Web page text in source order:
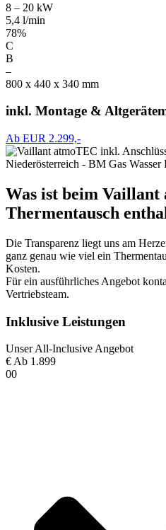
8 – 20 kW
5,4 l/min
78%
C
B
–
800 x 440 x 340 mm
inkl. Montage &
Ab EUR 2.299,-
Was ist beim Vaillant
Thermentausch
Die Transparenz liegt uns am
ganz genau wie viel ein
Kosten.
Für ein ausführliches Angebot
Vertriebsteam.
Inklusive Leistungen
Unser All-Inclusive Angebot
€ Ab 1.899
00